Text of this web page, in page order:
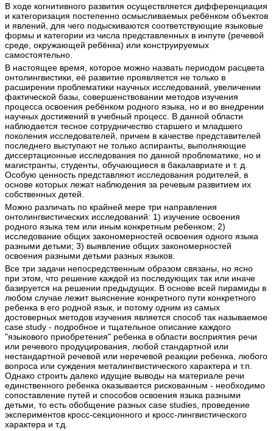
В ходе когнитивного развития осуществляется дифференциация
и категоризация постепенно осмысливаемых ребёнком объектов
и явлений, для чего подыскиваются соответствующие языковые
формы и категории из числа представленных в инпуте (речевой
среде, окружающей ребёнка) или конструируемых
самостоятельно.
В настоящее время, которое можно назвать периодом расцвета
онтолингвистики, её развитие проявляется не только в
расширении проблематики научных исследований, увеличении
фактической базы, совершенствовании методов изучения
процесса освоения ребёнком родного языка, но и во внедрении
научных достижений в учебный процесс. В данной области
наблюдается тесное сотрудничество старшего и младшего
поколения исследователей, причем в качестве представителей
последнего выступают не только аспиранты, выполняющие
диссертационные исследования по данной проблематике, но и
магистранты, студенты, обучающиеся в бакалавриате и т. д.
Особую ценность представляют исследования родителей, в
основе которых лежат наблюдения за речевым развитием их
собственных детей.
Можно различать по крайней мере три направления
онтолингвистических исследований: 1) изучение освоения
родного языка тем или иным конкретным ребенком; 2)
исследование общих закономерностей освоения одного языка
разными детьми; 3) выявление общих закономерностей
освоения разными детьми разных языков.
Все три задачи непосредственным образом связаны, но ясно
при этом, что решение каждой из последующих так или иначе
базируется на решении предыдущих. В основе всей пирамиды в
любом случае лежит выяснение конкретного пути конкретного
ребенка в его родной язык, и потому одним из самых
достоверных методов изучения является способ так называемое
case study - подробное и тщательное описание каждого
"языкового приобретения" ребенка в области восприятия речи
или речевого продуцирования, любой стандартной или
нестандартной речевой или неречевой реакции ребенка, любого
вопроса или суждения металингвистического характера и т.п.
Однако строить далеко идущие выводы на материале речи
единственного ребенка оказывается рискованным - необходимо
сопоставление путей и способов освоения языка разными
детьми, то есть обобщение разных case studies, проведение
экспериментов кросс-секционного и кросс-лингвистического
характера и т.д.